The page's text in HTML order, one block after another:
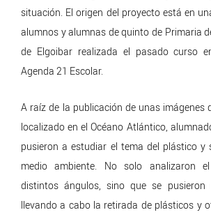
situación. El origen del proyecto está en
alumnos y alumnas de quinto de Primaria
de Elgoibar realizada el pasado curso
Agenda 21 Escolar.
A raíz de la publicación de unas imágenes
localizado en el Océano Atlántico,
pusieron a estudiar el tema del plástico y
medio ambiente. No solo analizaron
distintos ángulos, sino que se
llevando a cabo la retirada de plásticos y